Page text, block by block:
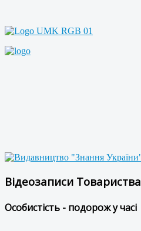
Відеозаписи Товариства
Особистість - подорож у часі